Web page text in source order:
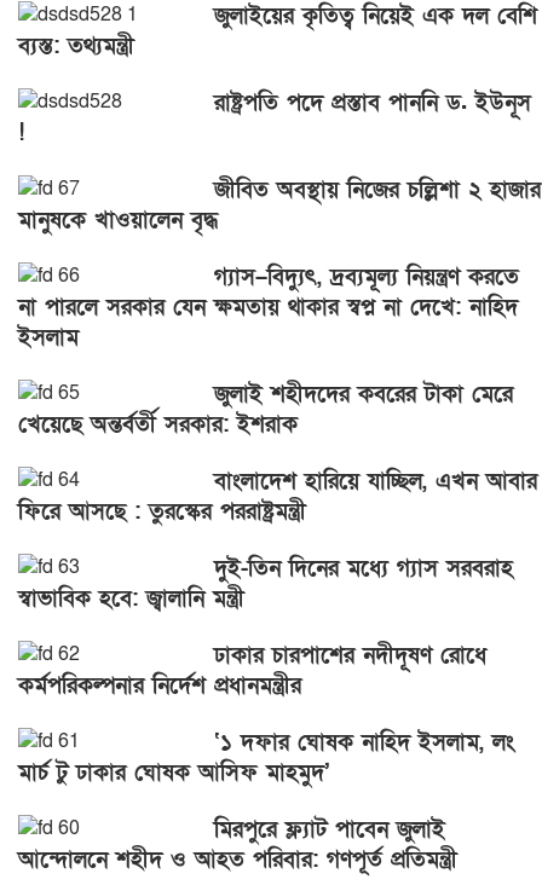
জুলাইয়ের কৃতিত্ব নিয়েই এক দল বেশি
ব্যস্ত: তথ্যমন্ত্রী
রাষ্ট্রপতি পদে প্রস্তাব পাননি ড. ইউনূস
!
জীবিত অবস্থায় নিজের চল্লিশা ২ হাজার
মানুষকে খাওয়ালেন বৃদ্ধ
গ্যাস–বিদ্যুৎ, দ্রব্যমূল্য নিয়ন্ত্রণ করতে
না পারলে সরকার যেন ক্ষমতায় থাকার স্বপ্ন না দেখে: নাহিদ
ইসলাম
জুলাই শহীদদের কবরের টাকা মেরে
খেয়েছে অন্তর্বর্তী সরকার: ইশরাক
বাংলাদেশ হারিয়ে যাচ্ছিল, এখন আবার
ফিরে আসছে : তুরস্কের পররাষ্ট্রমন্ত্রী
দুই-তিন দিনের মধ্যে গ্যাস সরবরাহ
স্বাভাবিক হবে: জ্বালানি মন্ত্রী
ঢাকার চারপাশের নদীদূষণ রোধে
কর্মপরিকল্পনার নির্দেশ প্রধানমন্ত্রীর
‘১ দফার ঘোষক নাহিদ ইসলাম, লং
মার্চ টু ঢাকার ঘোষক আসিফ মাহমুদ’
মিরপুরে ফ্ল্যাট পাবেন জুলাই
আন্দোলনে শহীদ ও আহত পরিবার: গণপূর্ত প্রতিমন্ত্রী